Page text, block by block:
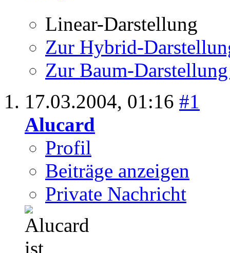
Linear-Darstellung
Zur Hybrid-
Zur Baum-
17.03.2004, 01:16 #1
Alucard
Profil
Beiträge anzeigen
Private Nachricht